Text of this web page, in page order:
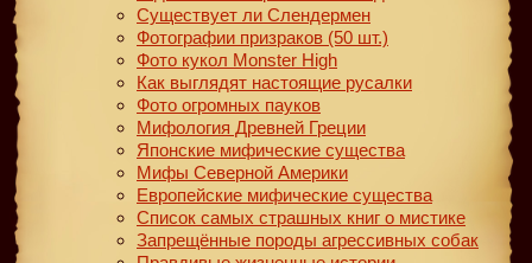
Существует ли Слендермен
Фотографии призраков (50 шт.)
Фото кукол Monster High
Как выглядят настоящие русалки
Фото огромных пауков
Мифология Древней Греции
Японские мифические существа
Мифы Северной Америки
Европейские мифические существа
Список самых страшных книг о мистике
Запрещённые породы агрессивных собак